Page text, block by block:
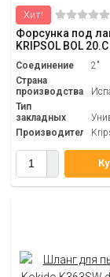
Хит!
Форсунка под
KRIPSOL BOL 20.C
Соединение
2"
Страна
производства
Тип
закладных
Производитель